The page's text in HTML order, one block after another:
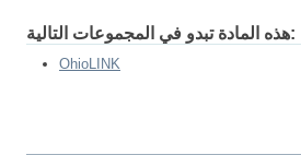
هذه المادة تبدو في المجموعات التالية:
OhioLINK